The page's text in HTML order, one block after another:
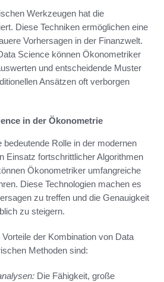
Werkzeugen hat die
Diese Techniken ermöglichen eine
Vorhersagen in der Finanzwelt.
Science können Ökonometriker
und entscheidende Muster
Ansätzen oft verborgen
in der Ökonometrie
bedeutende Rolle in der modernen
Einsatz fortschrittlicher Algorithmen
Ökonometriker umfangreiche
Diese Technologien machen es
zu treffen und die Genauigkeit
zu steigern.
der Kombination von Data
Methoden sind:
Die Fähigkeit, große